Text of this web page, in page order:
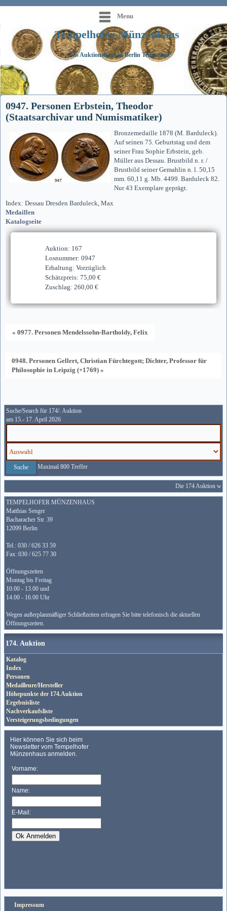
Menu
Tempelhofer Münzenhaus
Das Auktionshaus in Berlin Tempelhof
0947. Personen Erbstein, Theodor
(Staatsarchivar und Numismatiker)
Bronzemedaille 1878 (M. Barduleck).
Auf seinen 75. Geburtstag und dem
seiner Frau Sophie Erbstein, geb.
Müller aus Dessau. Brustbild n. r. /
Brustbild seiner Gemahlin n. l. 50,15
mm. 60,11 g. Mb. 4499. Barduleck 82.
Nur 43 Exemplare geprägt.
Index: Dessau Dresden Barduleck, Max
Medaillen
Katalogseite
Auktion: 167
Losnummer: 0947
Erhaltung: Vorzüglich
Schätzpreis: 75,00 €
Zuschlag: 260,00 €
« 0977. Personen Mendelssohn-Bartholdy, Felix
0948. Personen Gellert, Christian Fürchtegott; Dichter, Professor für
Philosophie in Leipzig (+1769) »
Suche/Search für 174/. Auktion
am 15.- 17. April 2026
Maximal 800 Treffer
Die 174 Auktion
TEMPELHOFER MÜNZENHAUS
Matthias Senger
Bacharacher Str. 39
12099 Berlin
Tel.: 030 / 626 33 59
Fax: 030 / 625 77 30
Öffnungszeiten
Montag bis Freitag
10.00 - 13.00 und
14.00 - 16.00 Uhr
Wegen außerplanmäßiger Schließzeiten erfragen Sie bitte telefonisch die aktuellen
Öffnungszeiten.
174. Auktion
Katalog
Index
Personen
Medailleure/Hersteller
Höhepunkte der 174.Auktion
Ergebnisliste
Nachverkaufsliste
Versteigerungsbedingungen
Impressum